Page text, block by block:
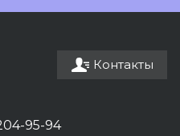
Контакты
95-94